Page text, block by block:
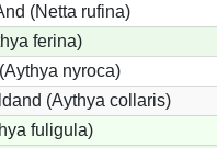
(Netta rufina)
ferina)
nyroca)
(Aythya collaris)
fuligula)